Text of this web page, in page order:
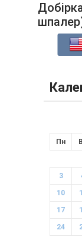
Пн
3
10
17
24